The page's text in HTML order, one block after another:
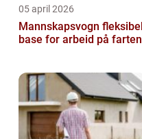
05 april 2026
Mannskapsvogn fleksibel
base for arbeid på farten